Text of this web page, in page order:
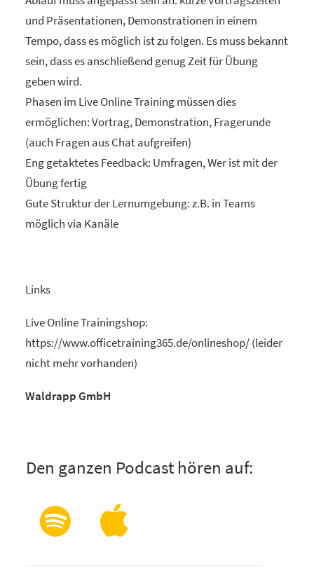
und Präsentationen, Demonstrationen in einem
Tempo, dass es möglich ist zu folgen. Es muss bekannt
sein, dass es anschließend genug Zeit für Übung
geben wird.
Phasen im Live Online Training müssen dies
ermöglichen: Vortrag, Demonstration, Fragerunde
(auch Fragen aus Chat aufgreifen)
Eng getaktetes Feedback: Umfragen, Wer ist mit der
Übung fertig
Gute Struktur der Lernumgebung: z.B. in Teams
möglich via Kanäle
Links
Live Online Trainingshop:
https://www.officetraining365.de/onlineshop/ (leider
nicht mehr vorhanden)
Waldrapp GmbH
Den ganzen Podcast hören auf: